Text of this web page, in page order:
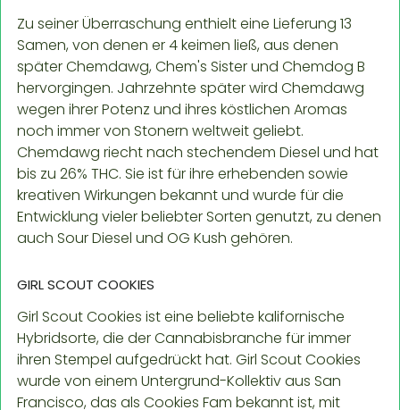
Zu seiner Überraschung enthielt eine Lieferung 13
Samen, von denen er 4 keimen ließ, aus denen
später Chemdawg, Chem's Sister und Chemdog B
hervorgingen. Jahrzehnte später wird Chemdawg
wegen ihrer Potenz und ihres köstlichen Aromas
noch immer von Stonern weltweit geliebt.
Chemdawg riecht nach stechendem Diesel und hat
bis zu 26% THC. Sie ist für ihre erhebenden sowie
kreativen Wirkungen bekannt und wurde für die
Entwicklung vieler beliebter Sorten genutzt, zu denen
auch Sour Diesel und OG Kush gehören.
GIRL SCOUT COOKIES
Girl Scout Cookies ist eine beliebte kalifornische
Hybridsorte, die der Cannabisbranche für immer
ihren Stempel aufgedrückt hat. Girl Scout Cookies
wurde von einem Untergrund-Kollektiv aus San
Francisco, das als Cookies Fam bekannt ist, mit